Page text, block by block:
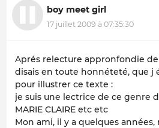
boy meet girl
17 juillet 2009 à 07:35:30
Aprés relecture appronfondie
disais en toute honnéteté, que j
pour illustrer ce texte :
je suis une lectrice de ce genre
MARIE CLAIRE etc etc
Mon ami, il y a quelques